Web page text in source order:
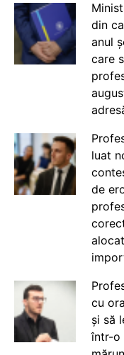
din
anul
care
luat
de
cu
și să
într-o